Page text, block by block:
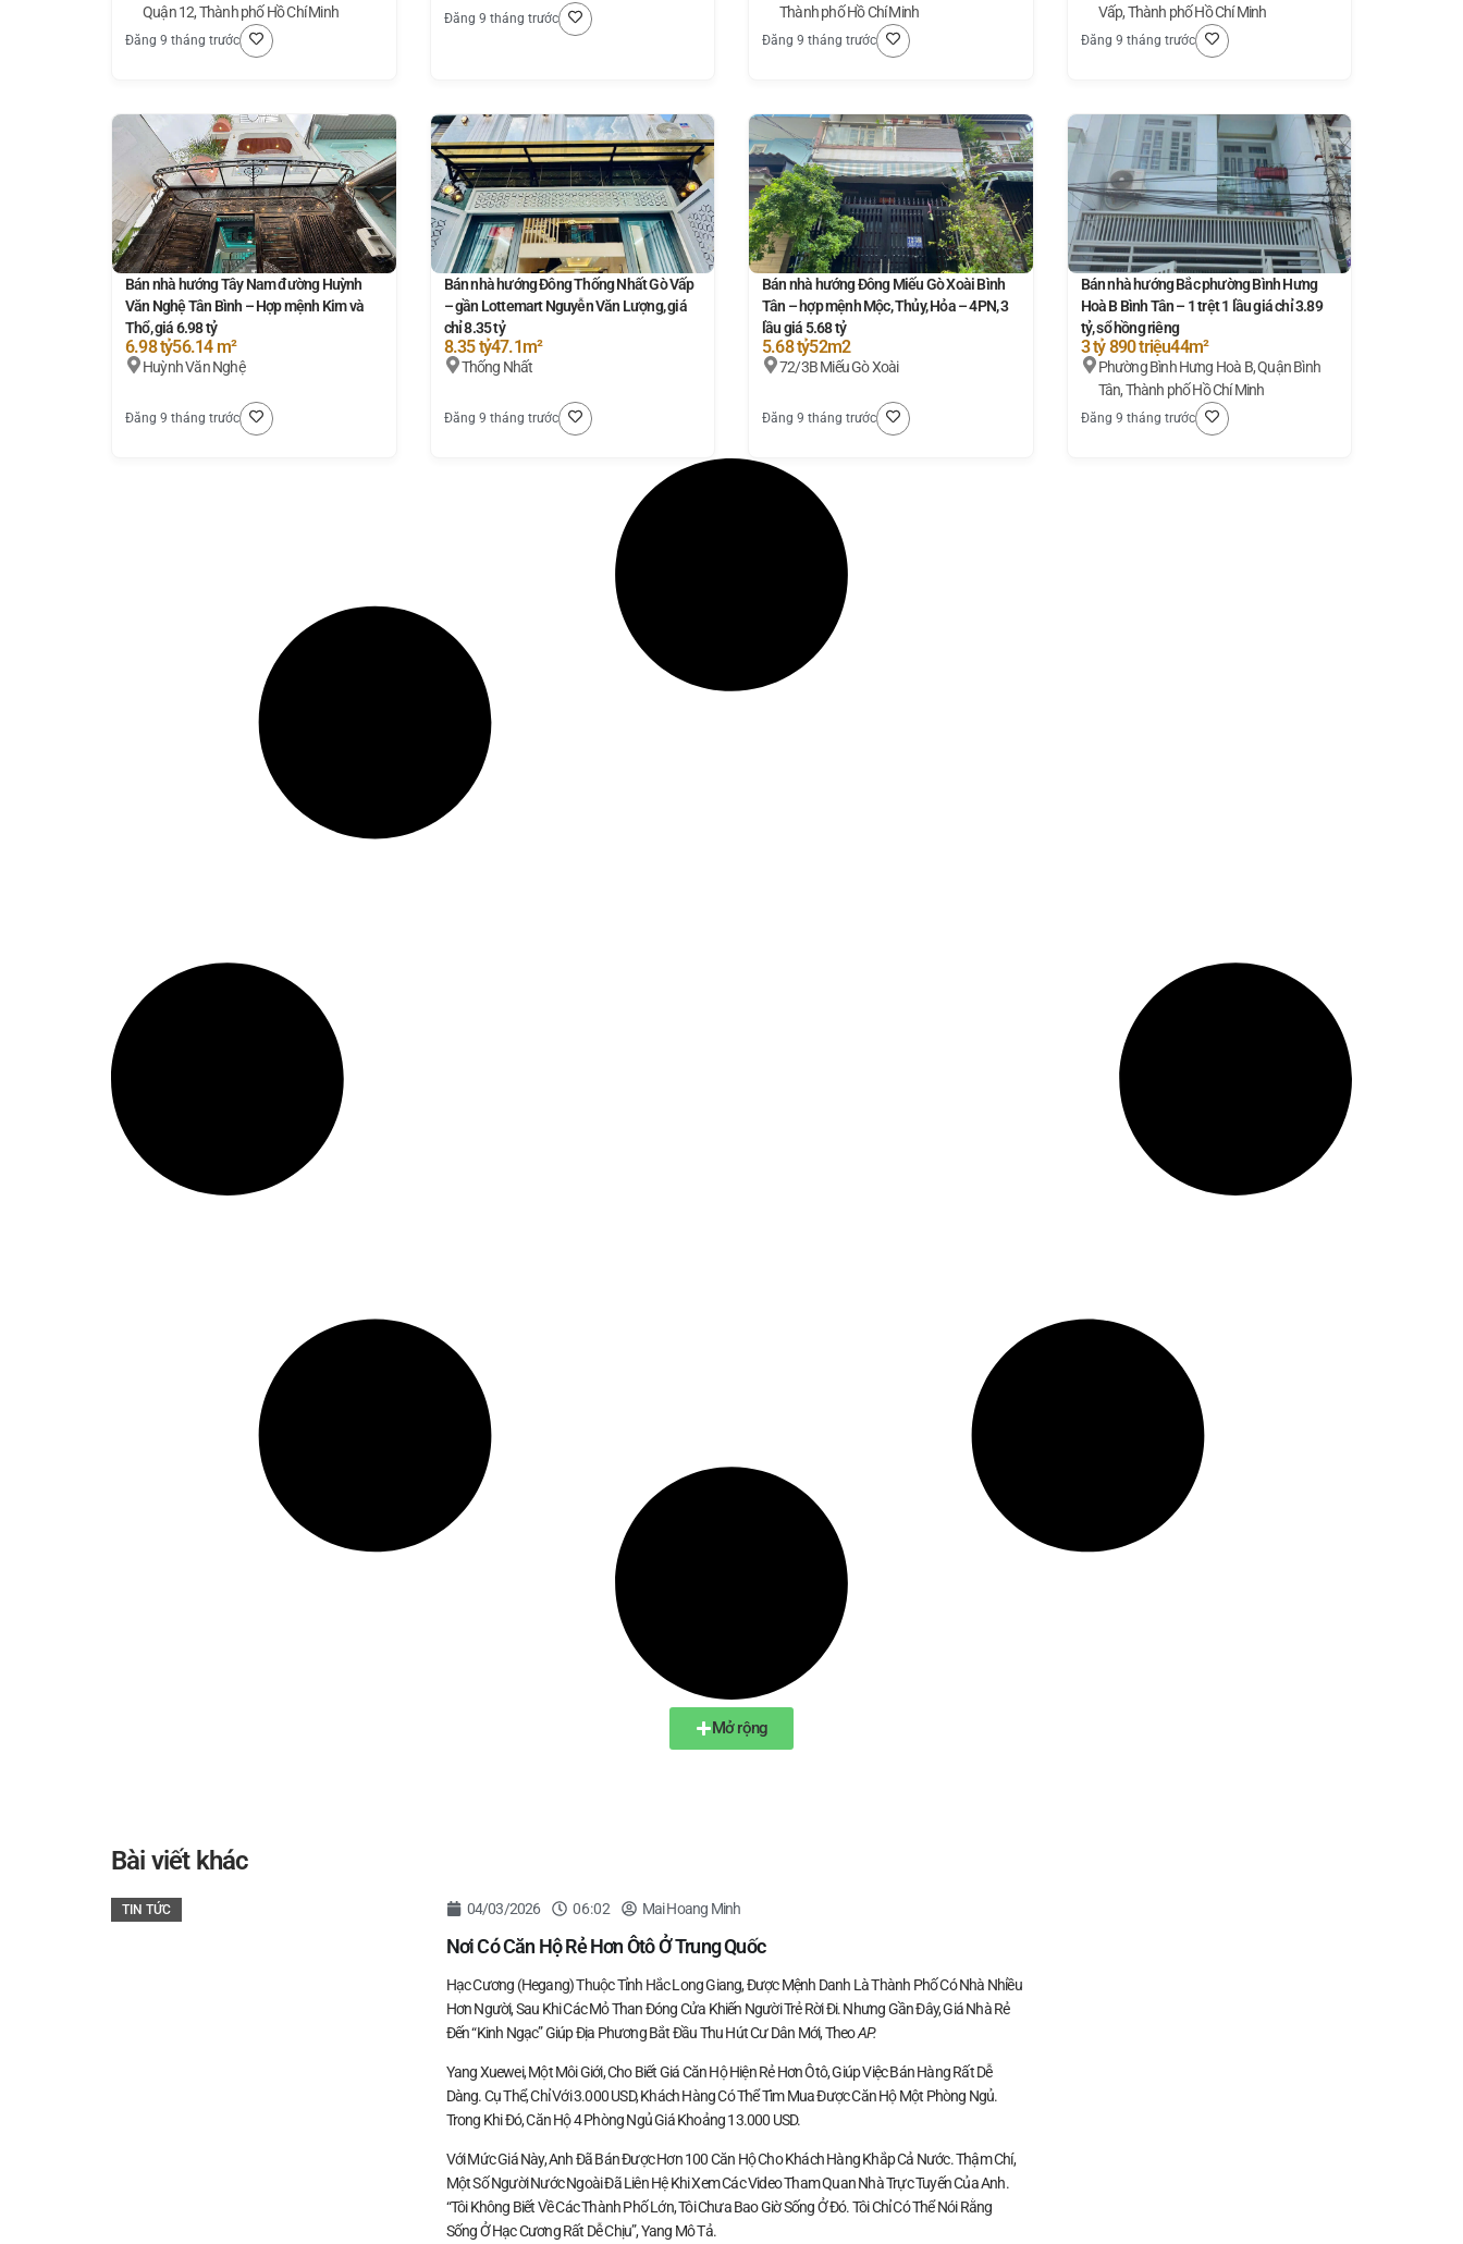
Quận 12, Thành phố Hồ Chí Minh
Đăng 9 tháng trước
Đăng 9 tháng trước
Thành phố Hồ Chí Minh
Đăng 9 tháng trước
Vấp, Thành phố Hồ Chí Minh
Đăng 9 tháng trước
Bán nhà hướng Tây Nam đường Huỳnh
Văn Nghệ Tân Bình – Hợp mệnh Kim và
Thổ, giá 6.98 tỷ
6.98 tỷ56.14 m²
Huỳnh Văn Nghệ
Đăng 9 tháng trước
Bán nhà hướng Đông Thống Nhất Gò Vấp
– gần Lottemart Nguyễn Văn Lượng, giá
chỉ 8.35 tỷ
8.35 tỷ47.1m²
Thống Nhất
Đăng 9 tháng trước
Bán nhà hướng Đông Miếu Gò Xoài Bình
Tân – hợp mệnh Mộc, Thủy, Hỏa – 4PN, 3
lầu giá 5.68 tỷ
5.68 tỷ52m2
72/3B Miếu Gò Xoài
Đăng 9 tháng trước
Bán nhà hướng Bắc phường Bình Hưng
Hoà B Bình Tân – 1 trệt 1 lầu giá chỉ 3.89
tỷ, sổ hồng riêng
3 tỷ 890 triệu44m²
Phường Bình Hưng Hoà B, Quận Bình
Tân, Thành phố Hồ Chí Minh
Đăng 9 tháng trước
Mở rộng
Bài viết khác
TIN TỨC 04/03/2026 06:02 Mai Hoang Minh
Nơi Có Căn Hộ Rẻ Hơn Ôtô Ở Trung Quốc
Hạc Cương (Hegang) Thuộc Tỉnh Hắc Long Giang, Được Mệnh Danh Là Thành Phố Có Nhà Nhiều
Hơn Người, Sau Khi Các Mỏ Than Đóng Cửa Khiến Người Trẻ Rời Đi. Nhưng Gần Đây, Giá Nhà Rẻ
Đến “kinh Ngạc” Giúp Địa Phương Bắt Đầu Thu Hút Cư Dân Mới, TheoAP.
Yang Xuewei, Một Môi Giới, Cho Biết Giá Căn Hộ Hiện Rẻ Hơn Ôtô, Giúp Việc Bán Hàng Rất Dễ
Dàng. Cụ Thể, Chỉ Với 3.000 USD, Khách Hàng Có Thể Tìm Mua Được Căn Hộ Một Phòng Ngủ.
Trong Khi Đó, Căn Hộ 4 Phòng Ngủ Giá Khoảng 13.000 USD.
Với Mức Giá Này, Anh Đã Bán Được Hơn 100 Căn Hộ Cho Khách Hàng Khắp Cả Nước. Thậm Chí,
Một Số Người Nước Ngoài Đã Liên Hệ Khi Xem Các Video Tham Quan Nhà Trực Tuyến Của Anh.
“Tôi Không Biết Về Các Thành Phố Lớn, Tôi Chưa Bao Giờ Sống Ở Đó. Tôi Chỉ Có Thể Nói Rằng
Sống Ở Hạc Cương Rất Dễ Chịu”, Yang Mô Tả.